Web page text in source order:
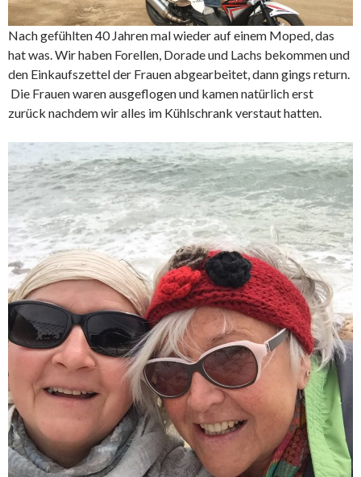
Nach gefühlten 40 Jahren mal wieder auf einem Moped, das
hat was. Wir haben Forellen, Dorade und Lachs bekommen und
den Einkaufszettel der Frauen abgearbeitet, dann gings return.
Die Frauen waren ausgeflogen und kamen natürlich erst
zurück nachdem wir alles im Kühlschrank verstaut hatten.